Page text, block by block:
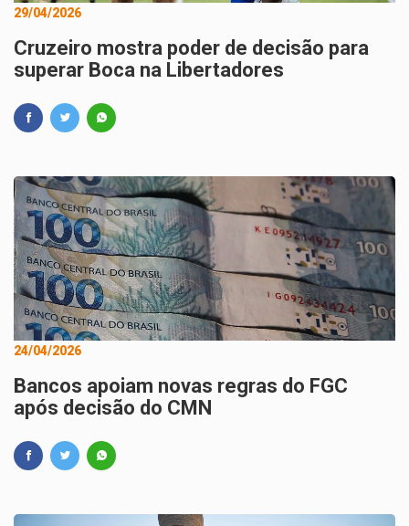
29/04/2026
Cruzeiro mostra poder de decisão para
superar Boca na Libertadores
24/04/2026
Bancos apoiam novas regras do FGC
após decisão do CMN